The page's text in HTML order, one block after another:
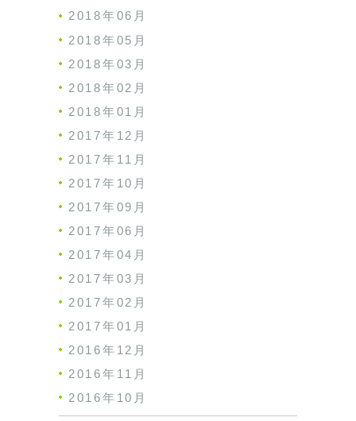
2018年06月
2018年05月
2018年03月
2018年02月
2018年01月
2017年12月
2017年11月
2017年10月
2017年09月
2017年06月
2017年04月
2017年03月
2017年02月
2017年01月
2016年12月
2016年11月
2016年10月